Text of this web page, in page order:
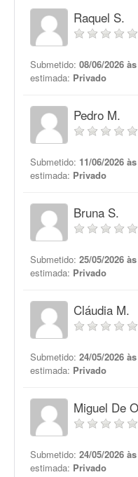
Raquel S.
Submetido: 08/06/2026
estimada: Privado
Pedro M.
Submetido: 11/06/2026
estimada: Privado
Bruna S.
Submetido: 25/05/2026
estimada: Privado
Cláudia M.
Submetido: 24/05/2026
estimada: Privado
Miguel De
Submetido: 24/05/2026
estimada: Privado